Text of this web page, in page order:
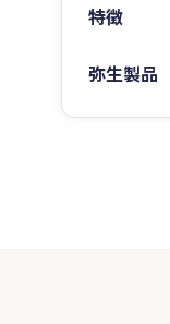
特徴
弥生製品